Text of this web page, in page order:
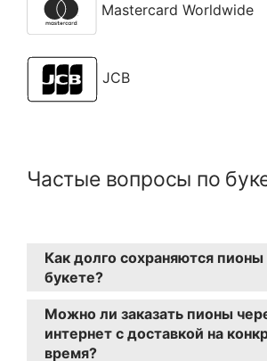
Mastercard Worldwide
JCB
Частые вопросы по
Как долго сохраняются пионы
букете?
стоять до 7-10 дней. Важно
менять воду и подрезать
Можно ли заказать пионы
интернет с доставкой на
время?